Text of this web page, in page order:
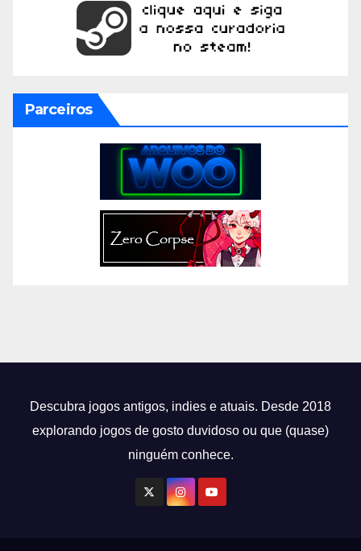
Parceiros
Descubra jogos antigos, indies e atuais. Desde 2018
explorando jogos de gosto duvidoso ou que (quase)
ninguém conhece.